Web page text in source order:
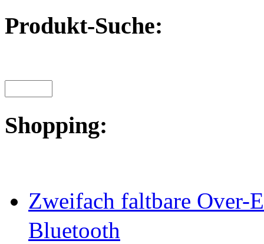
Produkt-Suche:
Shopping:
Zweifach faltbare Over-
Bluetooth